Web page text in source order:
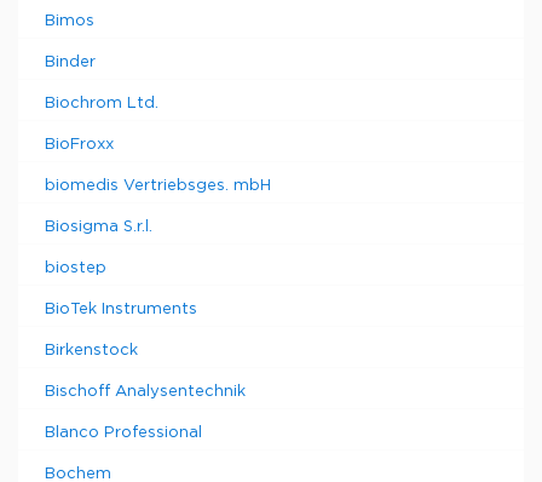
Bimos
Binder
Biochrom Ltd.
BioFroxx
biomedis Vertriebsges. mbH
Biosigma S.r.l.
biostep
BioTek Instruments
Birkenstock
Bischoff Analysentechnik
Blanco Professional
Bochem